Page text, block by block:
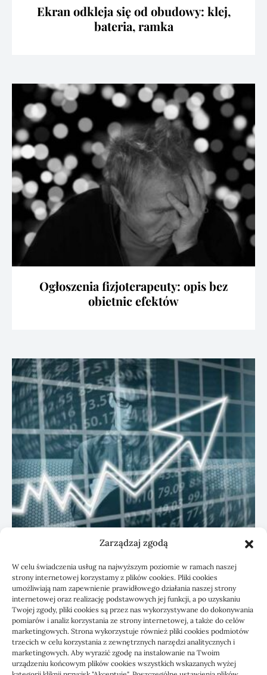
Zarządzaj zgodą
W celu świadczenia usług na najwyższym poziomie w ramach naszej
strony internetowej korzystamy z plików cookies. Pliki cookies
umożliwiają nam zapewnienie prawidłowego działania naszej strony
internetowej oraz realizację podstawowych jej funkcji, a po uzyskaniu
Twojej zgody, pliki cookies są przez nas wykorzystywane do dokonywania
pomiarów i analiz korzystania ze strony internetowej, a także do celów
marketingowych. Strona wykorzystuje również pliki cookies podmiotów
trzecich w celu korzystania z zewnętrznych narzędzi analitycznych i
marketingowych. Aby wyrazić zgodę na instalowanie na Twoim
urządzeniu końcowym plików cookies wszystkich wskazanych wyżej
Ekran odkleja się od obudowy: klej,
bateria, ramka
Ogłoszenia fizjoterapeuty: opis bez
obietnic efektów
KSeF: przygotowanie sp. z o.o. z biurem
rachunkowym